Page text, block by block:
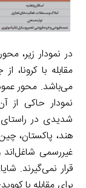
در نمودار زیر،
مقابله با
می‌باشد. محور
نمودار حاکی از
شدیدی در راستای
غیررسمی
قرار نمی‌گیرند.